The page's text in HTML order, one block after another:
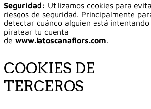
Seguridad: Utilizamos cookies para
riesgos de seguridad. Principalmente
detectar cuándo alguien está intentando
piratear tu cuenta
de www.latoscanaflors.com
COOKIES DE
TERCEROS